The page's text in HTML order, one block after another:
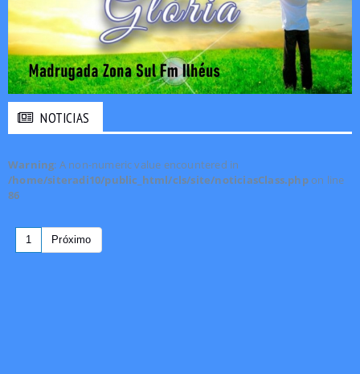
NOTICIAS
Warning: A non-numeric value encountered in
/home/siteradi10/public_html/cls/site/noticiasClass.phpon line
86
1 Próximo